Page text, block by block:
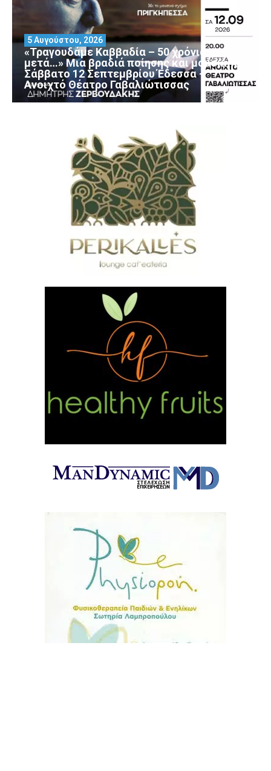
«Τραγουδάμε Καββαδία – 50 χρόνια
μετά…» Μια βραδιά ποίησης και μουσικής
Σάββατο 12 Σεπτεμβρίου Έδεσσα –
Ανοιχτό Θέατρο Γαβαλιώτισσας
5 Αυγούστου, 2026